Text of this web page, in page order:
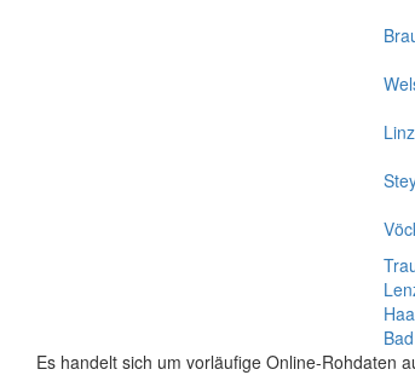
Es handelt sich um vorläufige Online-Rohdaten